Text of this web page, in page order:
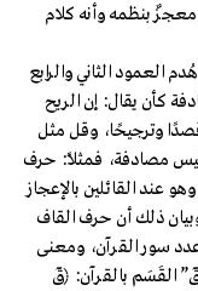
بنظمه وأنه كلام
العمود الثاني والرابع
كأن يقال: إن الريح
وترجيحًا، وقل مثل
ليس مصادفة، فمثلًا: حرف
عند القائلين بالإعجاز
ذلك أن حرف القاف
فالمجموع (114)، وهو عدد سور القرآن، ومعنى
القَسَم بالقرآن: ﴿قٓ